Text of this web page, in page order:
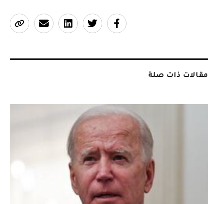
مقالات ذات صلة